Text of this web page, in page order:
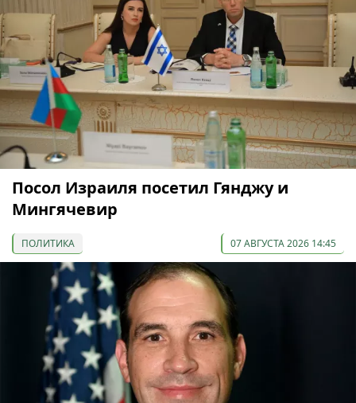
Посол Израиля посетил Гянджу и
Мингячевир
ПОЛИТИКА 07 АВГУСТА 2026 14:45